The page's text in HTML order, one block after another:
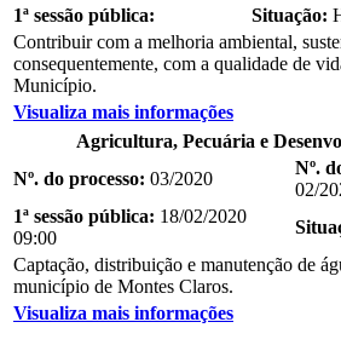
1ª sessão pública:
Situação:
Contribuir com a melhoria ambiental,
consequentemente, com a qualidade de
Município.
Visualiza mais informações
Agricultura, Pecuária e
Nº. do processo: 03/2020
Nº.
02/
1ª sessão pública: 18/02/2020
09:00
Captação, distribuição e manutenção de
município de Montes Claros.
Visualiza mais informações